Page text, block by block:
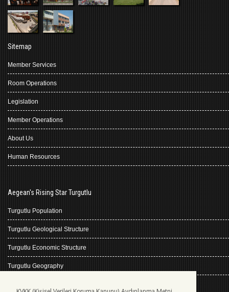
Sitemap
Member Services
Room Operations
Legislation
Member Operations
About Us
Human Resources
Aegean's Rising Star Turgutlu
Turgutlu Population
Turgutlu Geological Structure
Turgutlu Economic Structure
Turgutlu Geography